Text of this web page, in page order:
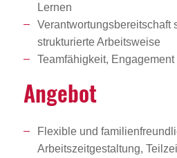
Lernen
Verantwortungsbereitschaft
strukturierte Arbeitsweise
Teamfähigkeit,
Angebot
Flexible und
Arbeitszeitgestaltung,